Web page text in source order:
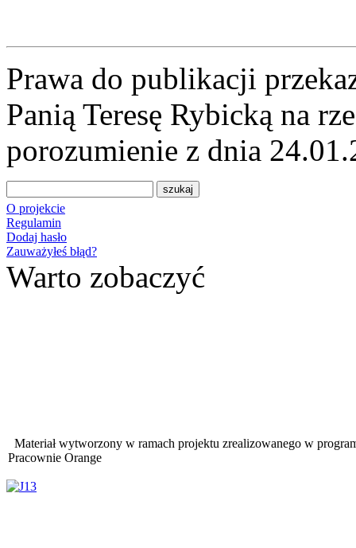
Prawa do publikacji
Panią Teresę Rybicką na
porozumienie z dnia
O projekcie
Regulamin
Dodaj hasło
Zauważyłeś błąd?
Warto zobaczyć
Materiał wytworzony w ramach projektu zrealizowanego w
Pracownie Orange